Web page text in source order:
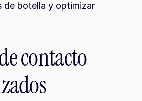
de botella y optimizar
contacto